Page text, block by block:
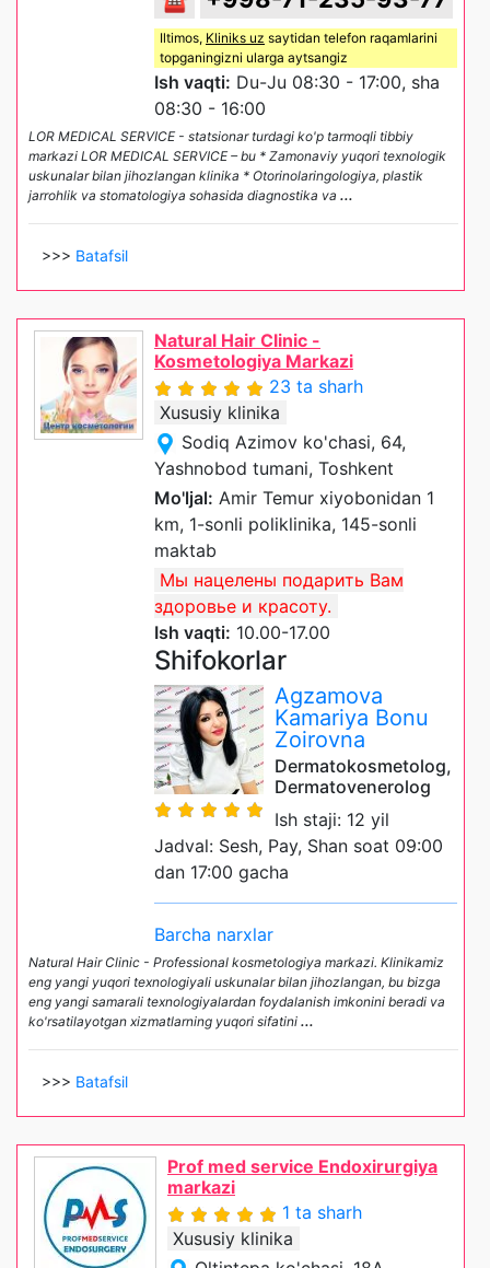
Iltimos, Kliniks uz saytidan telefon raqamlarini
topganingizni ularga aytsangiz
Ish vaqti: Du-Ju 08:30 - 17:00, sha
08:30 - 16:00
LOR MEDICAL SERVICE - statsionar turdagi ko'p tarmoqli tibbiy
markazi LOR MEDICAL SERVICE – bu * Zamonaviy yuqori texnologik
uskunalar bilan jihozlangan klinika * Otorinolaringologiya, plastik
jarrohlik va stomatologiya sohasida diagnostika va ...
>>> Batafsil
Natural Hair Clinic -
Kosmetologiya Markazi
23 ta sharh
Xususiy klinika
Sodiq Azimov ko'chasi, 64,
Yashnobod tumani, Toshkent
Mo'ljal: Amir Temur xiyobonidan 1
km, 1-sonli poliklinika, 145-sonli
maktab
Мы нацелены подарить Вам
здоровье и красоту.
Ish vaqti: 10.00-17.00
Shifokorlar
Agzamova
Kamariya Bonu
Zoirovna
Dermatokosmetolog,
Dermatovenerolog
Ish staji: 12 yil
Jadval: Sesh, Pay, Shan soat 09:00
dan 17:00 gacha
Barcha narxlar
Natural Hair Clinic - Professional kosmetologiya markazi. Klinikamiz
eng yangi yuqori texnologiyali uskunalar bilan jihozlangan, bu bizga
eng yangi samarali texnologiyalardan foydalanish imkonini beradi va
ko'rsatilayotgan xizmatlarning yuqori sifatini ...
>>> Batafsil
Prof med service Endoxirurgiya
markazi
1 ta sharh
Xususiy klinika